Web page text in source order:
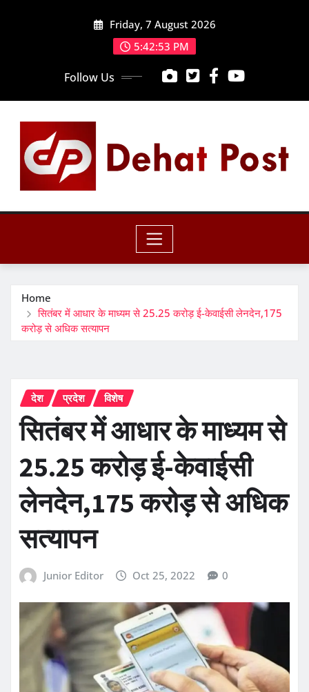
Friday, 7 August 2026
5:42:54 PM
Follow Us
Home
सितंबर में आधार के माध्यम से 25.25 करोड़ ई-केवाईसी लेनदेन,175
करोड़ से अधिक सत्यापन
देश प्रदेश विशेष
सितंबर में आधार के माध्यम से
25.25 करोड़ ई-केवाईसी
लेनदेन,175 करोड़ से अधिक
सत्यापन
Junior Editor Oct 25, 2022 0